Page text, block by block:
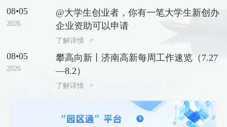
08•05
2026
@大学生创业者，你有一笔大学生新创办
企业资助可以申请
了解详情
08•05
2026
攀高向新丨济南高新每周工作速览（7.27
—8.2）
了解详情